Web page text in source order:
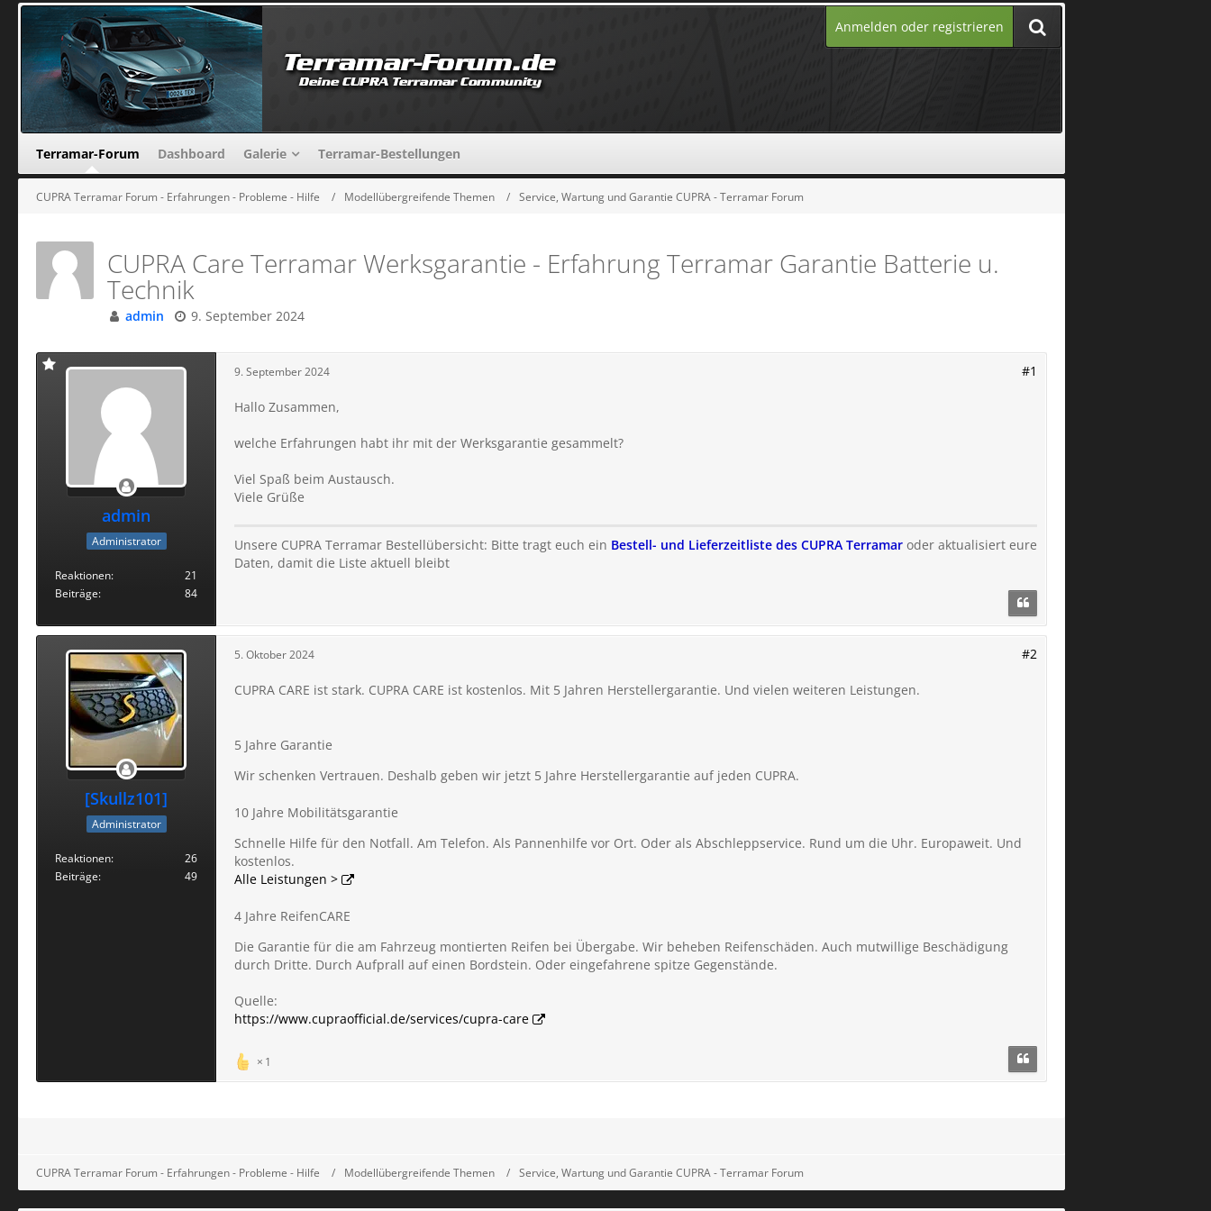
Anmelden oder registrieren
Terramar-Forum Dashboard Galerie Terramar-Bestellungen
CUPRA Terramar Forum - Erfahrungen - Probleme - Hilfe Modellübergreifende Themen Service, Wartung und Garantie CUPRA - Terramar Forum
CUPRA Care Terramar Werksgarantie - Erfahrung Terramar Garantie Batterie u.
Technik
admin 9. September 2024
admin
Administrator
Reaktionen
21
Beiträge
84
9. September 2024 #1
Hallo Zusammen,
welche Erfahrungen habt ihr mit der Werksgarantie gesammelt?
Viel Spaß beim Austausch.
Viele Grüße
Unsere CUPRA Terramar Bestellübersicht: Bitte tragt euch ein Bestell- und Lieferzeitliste des CUPRA Terramar oder aktualisiert eure
Daten, damit die Liste aktuell bleibt
[Skullz101]
Administrator
Reaktionen
26
Beiträge
49
5. Oktober 2024 #2
CUPRA CARE ist stark. CUPRA CARE ist kostenlos. Mit 5 Jahren Herstellergarantie. Und vielen weiteren Leistungen.
5 Jahre Garantie
Wir schenken Vertrauen. Deshalb geben wir jetzt 5 Jahre Herstellergarantie auf jeden CUPRA.
10 Jahre Mobilitätsgarantie
Schnelle Hilfe für den Notfall. Am Telefon. Als Pannenhilfe vor Ort. Oder als Abschleppservice. Rund um die Uhr. Europaweit. Und
kostenlos.
Alle Leistungen >
4 Jahre ReifenCARE
Die Garantie für die am Fahrzeug montierten Reifen bei Übergabe. Wir beheben Reifenschäden. Auch mutwillige Beschädigung
durch Dritte. Durch Aufprall auf einen Bordstein. Oder eingefahrene spitze Gegenstände.
Quelle:
https://www.cupraofficial.de/services/cupra-care
1
CUPRA Terramar Forum - Erfahrungen - Probleme - Hilfe Modellübergreifende Themen Service, Wartung und Garantie CUPRA - Terramar Forum